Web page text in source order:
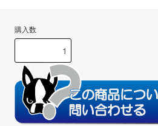
購入数